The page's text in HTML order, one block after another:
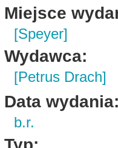
Miejsce
[Speyer]
Wydawca:
[Petrus Drach]
Data
b.r.